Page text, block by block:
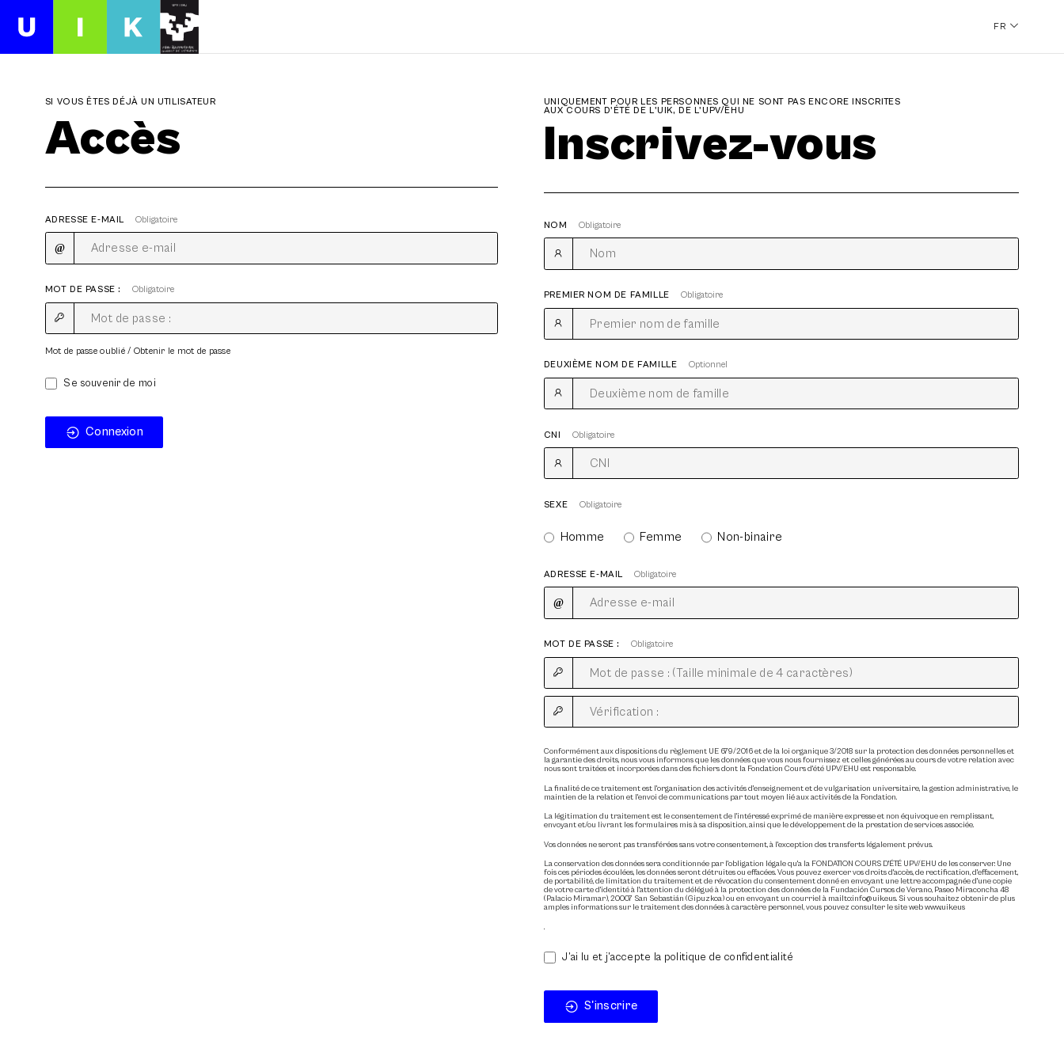
FR
SI VOUS ÊTES DÉJÀ UN UTILISATEUR
Accès
ADRESSE E-MAIL Obligatoire
MOT DE PASSE : Obligatoire
Mot de passe oublié / Obtenir le mot de passe
Se souvenir de moi
Connexion
UNIQUEMENT POUR LES PERSONNES QUI NE SONT PAS ENCORE INSCRITES
AUX COURS D'ÉTÉ DE L'UIK, DE L'UPV/EHU
Inscrivez-vous
NOM Obligatoire
PREMIER NOM DE FAMILLE Obligatoire
DEUXIÈME NOM DE FAMILLE Optionnel
CNI Obligatoire
SEXE Obligatoire
Homme Femme Non-binaire
ADRESSE E-MAIL Obligatoire
MOT DE PASSE : Obligatoire
Conformément aux dispositions du règlement UE 679/2016 et de la loi organique 3/2018 sur la protection des données personnelles et
la garantie des droits, nous vous informons que les données que vous nous fournissez et celles générées au cours de votre relation avec
nous sont traitées et incorporées dans des fichiers dont la Fondation Cours d'été UPV/EHU est responsable.
La finalité de ce traitement est l'organisation des activités d'enseignement et de vulgarisation universitaire, la gestion administrative, le
maintien de la relation et l'envoi de communications par tout moyen lié aux activités de la Fondation.
La légitimation du traitement est le consentement de l'intéressé exprimé de manière expresse et non équivoque en remplissant,
envoyant et/ou livrant les formulaires mis à sa disposition, ainsi que le développement de la prestation de services associée.
Vos données ne seront pas transférées sans votre consentement, à l'exception des transferts légalement prévus.
La conservation des données sera conditionnée par l'obligation légale qu'a la FONDATION COURS D'ÉTÉ UPV/EHU de les conserver. Une
fois ces périodes écoulées, les données seront détruites ou effacées. Vous pouvez exercer vos droits d'accès, de rectification, d'effacement,
de portabilité, de limitation du traitement et de révocation du consentement donné en envoyant une lettre accompagnée d'une copie
de votre carte d'identité à l'attention du délégué à la protection des données de la Fundación Cursos de Verano, Paseo Miraconcha 48
(Palacio Miramar), 20007 San Sebastián (Gipuzkoa) ou en envoyant un courriel à mailto:info@uik.eus. Si vous souhaitez obtenir de plus
amples informations sur le traitement des données à caractère personnel, vous pouvez consulter le site web www.uik.eus
.
J’ai lu et j’accepte la politique de confidentialité
S'inscrire